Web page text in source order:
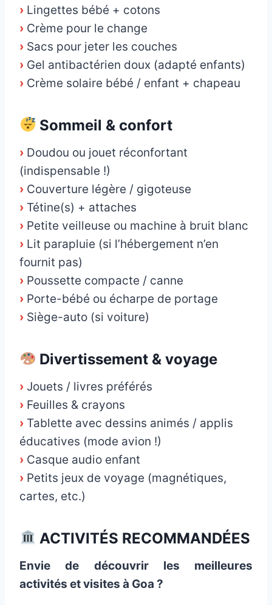
› Lingettes bébé + cotons
› Crème pour le change
› Sacs pour jeter les couches
› Gel antibactérien doux (adapté enfants)
› Crème solaire bébé / enfant + chapeau
Sommeil & confort
› Doudou ou jouet réconfortant
(indispensable !)
› Couverture légère / gigoteuse
› Tétine(s) + attaches
› Petite veilleuse ou machine à bruit blanc
› Lit parapluie (si l’hébergement n’en
fournit pas)
› Poussette compacte / canne
› Porte-bébé ou écharpe de portage
› Siège-auto (si voiture)
Divertissement & voyage
› Jouets / livres préférés
› Feuilles & crayons
› Tablette avec dessins animés / applis
éducatives (mode avion !)
› Casque audio enfant
› Petits jeux de voyage (magnétiques,
cartes, etc.)
ACTIVITÉS RECOMMANDÉES
Envie de découvrir les meilleures
activités et visites à Goa ?